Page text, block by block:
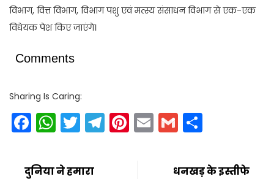
विभाग, वित्त विभाग, विभाग पशु एवं मत्स्य संसाधन विभाग से एक-एक
विधेयक पेश किए जाएंगे।
Comments
Sharing Is Caring:
Facebook
WhatsApp
Twitter
Telegram
Pinterest
EmailGmail
दुनिया ने हमारा
धनखड़ के इस्तीफे